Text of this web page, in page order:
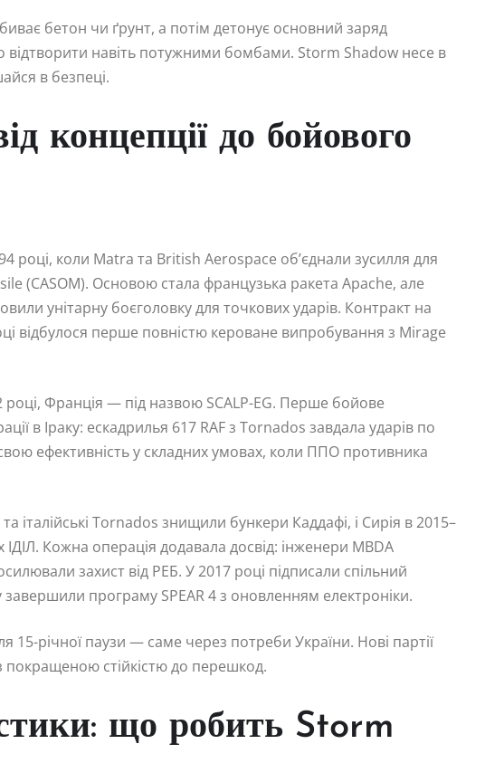
бетон чи ґрунт, а потім детонує основний заряд
відтворити навіть потужними бомбами. Storm Shadow несе в
в безпеці.
концепції до бойового
коли Matra та British Aerospace об’єднали зусилля для
(CASOM). Основою стала французька ракета Apache, але
унітарну боєголовку для точкових ударів. Контракт на
відбулося перше повністю кероване випробування з Mirage
році, Франція — під назвою SCALP-EG. Перше бойове
в Іраку: ескадрилья 617 RAF з Tornados завдала ударів по
ефективність у складних умовах, коли ППО противника
італійські Tornados знищили бункери Каддафі, і Сирія в 2015–
Кожна операція додавала досвід: інженери MBDA
захист від РЕБ. У 2017 році підписали спільний
програму SPEAR 4 з оновленням електроніки.
15-річної паузи — саме через потреби України. Нові партії
стійкістю до перешкод.
що робить Storm